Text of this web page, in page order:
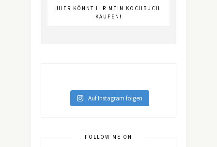
HIER KÖNNT IHR MEIN KOCHBUCH
KAUFEN!
Auf Instagram folgen
FOLLOW ME ON